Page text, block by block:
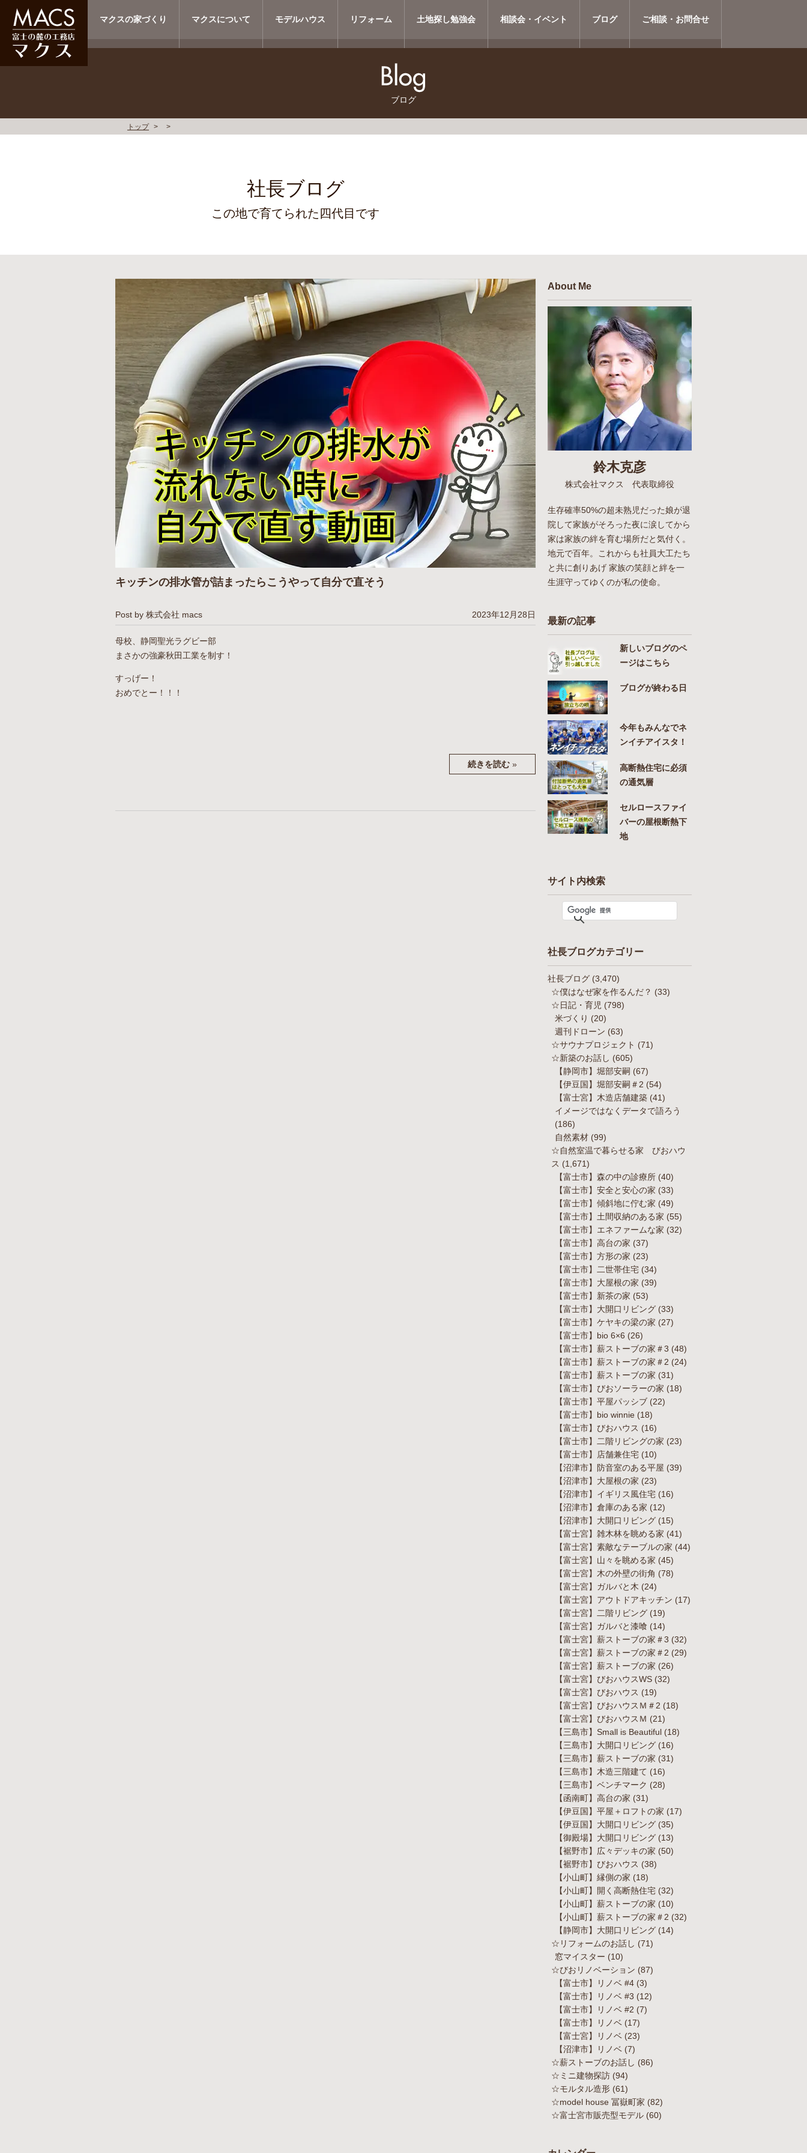
マクスの家づくり マクスについて モデルハウス リフォーム 土地探し勉強会 相談会・イベント ブログ ご相談・お問合せ
ブログ
トップ
社長ブログ
この地で育てられた四代目です
キッチンの排水管が詰まったらこうやって自分で直そう
Post by 株式会社 macs 2023年12月28日
母校、静岡聖光ラグビー部
まさかの強豪秋田工業を制す！
すっげー！
おめでとー！！！
続きを読む »
About Me
鈴木克彦
株式会社マクス 代表取締役
生存確率50%の超未熟児だった娘が退
院して家族がそろった夜に涙してから
家は家族の絆を育む場所だと気付く。
地元で百年。これからも社員大工たち
と共に創りあげ 家族の笑顔と絆を一
生涯守ってゆくのが私の使命。
最新の記事
新しいブログのペ
ージはこちら
ブログが終わる日
今年もみんなでネ
ンイチアイスタ！
高断熱住宅に必須
の通気層
セルロースファイ
バーの屋根断熱下
地
サイト内検索
社長ブログカテゴリー
社長ブログ (3,470)
☆僕はなぜ家を作るんだ？ (33)
☆日記・育児 (798)
米づくり (20)
週刊ドローン (63)
☆サウナプロジェクト (71)
☆新築のお話し (605)
【静岡市】堀部安嗣 (67)
【伊豆国】堀部安嗣＃2 (54)
【富士宮】木造店舗建築 (41)
イメージではなくデータで語ろう
(186)
自然素材 (99)
☆自然室温で暮らせる家 びおハウ
ス (1,671)
【富士市】森の中の診療所 (40)
【富士市】安全と安心の家 (33)
【富士市】傾斜地に佇む家 (49)
【富士市】土間収納のある家 (55)
【富士市】エネファームな家 (32)
【富士市】高台の家 (37)
【富士市】方形の家 (23)
【富士市】二世帯住宅 (34)
【富士市】大屋根の家 (39)
【富士市】新茶の家 (53)
【富士市】大開口リビング (33)
【富士市】ケヤキの梁の家 (27)
【富士市】bio 6×6 (26)
【富士市】薪ストーブの家＃3 (48)
【富士市】薪ストーブの家＃2 (24)
【富士市】薪ストーブの家 (31)
【富士市】びおソーラーの家 (18)
【富士市】平屋パッシブ (22)
【富士市】bio winnie (18)
【富士市】びおハウス (16)
【富士市】二階リビングの家 (23)
【富士市】店舗兼住宅 (10)
【沼津市】防音室のある平屋 (39)
【沼津市】大屋根の家 (23)
【沼津市】イギリス風住宅 (16)
【沼津市】倉庫のある家 (12)
【沼津市】大開口リビング (15)
【富士宮】雑木林を眺める家 (41)
【富士宮】素敵なテーブルの家 (44)
【富士宮】山々を眺める家 (45)
【富士宮】木の外壁の街角 (78)
【富士宮】ガルバと木 (24)
【富士宮】アウトドアキッチン (17)
【富士宮】二階リビング (19)
【富士宮】ガルバと漆喰 (14)
【富士宮】薪ストーブの家＃3 (32)
【富士宮】薪ストーブの家＃2 (29)
【富士宮】薪ストーブの家 (26)
【富士宮】びおハウスWS (32)
【富士宮】びおハウス (19)
【富士宮】びおハウスＭ＃2 (18)
【富士宮】びおハウスＭ (21)
【三島市】Small is Beautiful (18)
【三島市】大開口リビング (16)
【三島市】薪ストーブの家 (31)
【三島市】木造三階建て (16)
【三島市】ベンチマーク (28)
【函南町】高台の家 (31)
【伊豆国】平屋＋ロフトの家 (17)
【伊豆国】大開口リビング (35)
【御殿場】大開口リビング (13)
【裾野市】広々デッキの家 (50)
【裾野市】びおハウス (38)
【小山町】縁側の家 (18)
【小山町】開く高断熱住宅 (32)
【小山町】薪ストーブの家 (10)
【小山町】薪ストーブの家＃2 (32)
【静岡市】大開口リビング (14)
☆リフォームのお話し (71)
窓マイスター (10)
☆びおリノベーション (87)
【富士市】リノベ #4 (3)
【富士市】リノベ #3 (12)
【富士市】リノベ #2 (7)
【富士市】リノベ (17)
【富士宮】リノベ (23)
【沼津市】リノベ (7)
☆薪ストーブのお話し (86)
☆ミニ建物探訪 (94)
☆モルタル造形 (61)
☆model house 冨嶽町家 (82)
☆富士宮市販売型モデル (60)